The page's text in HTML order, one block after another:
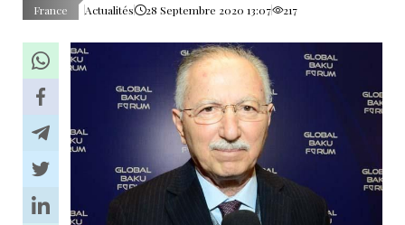
France Actualités 28 Septembre 2020 13:07 217